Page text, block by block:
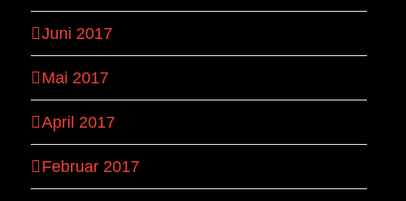
Juni 2017
Mai 2017
April 2017
Februar 2017